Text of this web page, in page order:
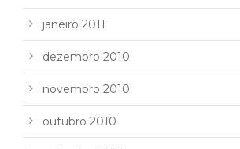
janeiro 2011
dezembro 2010
novembro 2010
outubro 2010